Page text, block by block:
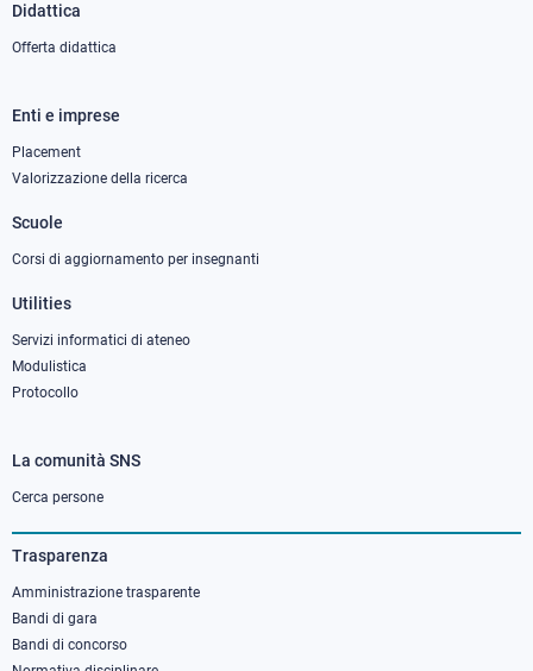
Didattica
Offerta didattica
Footer
column
Enti e imprese
Placement
Valorizzazione della ricerca
Scuole
Corsi di aggiornamento per insegnanti
Utilities
Servizi informatici di ateneo
Modulistica
Protocollo
Footer
column
3
La comunità SNS
Cerca persone
Trasparenza
Amministrazione trasparente
Bandi di gara
Bandi di concorso